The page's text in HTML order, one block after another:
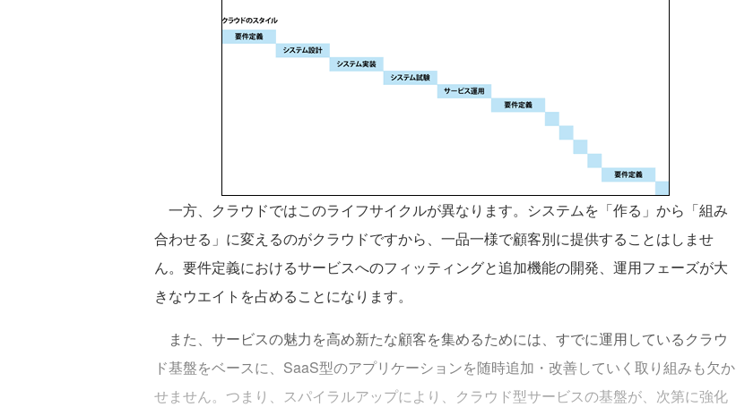
一方、クラウドではこのライフサイクルが異なります。システムを「作る」から「組み
合わせる」に変えるのがクラウドですから、一品一様で顧客別に提供することはしませ
ん。要件定義におけるサービスへのフィッティングと追加機能の開発、運用フェーズが大
きなウエイトを占めることになります。
また、サービスの魅力を高め新たな顧客を集めるためには、すでに運用しているクラウ
ド基盤をベースに、SaaS型のアプリケーションを随時追加・改善していく取り組みも欠か
せません。つまり、スパイラルアップにより、クラウド型サービスの基盤が、次第に強化